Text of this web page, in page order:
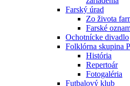
Farský úrad
Zo života
Farské
Ochotnícke divadlo
Folklórna skupina
História
Repertoár
Fotogaléria
Futbalový klub